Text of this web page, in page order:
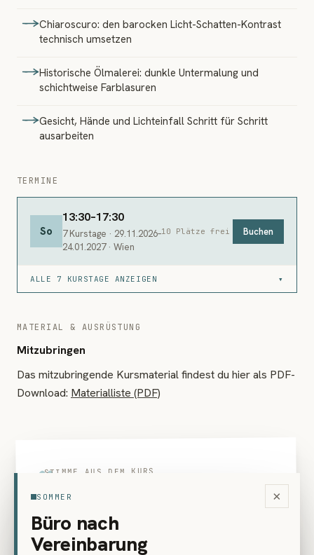
×
SOMMER
Büro nach
Vereinbarung
Chiaroscuro: den barocken Licht-Schatten-Kontrast
technisch umsetzen
Historische Ölmalerei: dunkle Untermalung und
schichtweise Farblasuren
Gesicht, Hände und Lichteinfall Schritt für Schritt
ausarbeiten
TERMINE
So
13:30–17:30
7 Kurstage · 29.11.2026–
24.01.2027 · Wien
10 Plätze frei Buchen
ALLE 7 KURSTAGE ANZEIGEN ▾
MATERIAL & AUSRÜSTUNG
Mitzubringen
Das mitzubringende Kursmaterial findest du hier als PDF-
Download: Materialliste (PDF)
„STIMME AUS DEM KURS
Als mehrfache Besucherin der Kurse
von George Gheorghe kann ich nur
sagen, dass er der beste Lehrer ist,